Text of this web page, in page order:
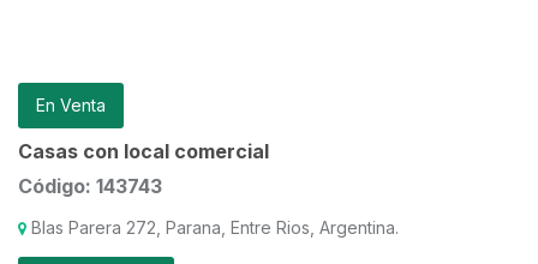
En Venta
Casas con local comercial
Código: 143743
Blas Parera 272, Parana, Entre Rios, Argentina.